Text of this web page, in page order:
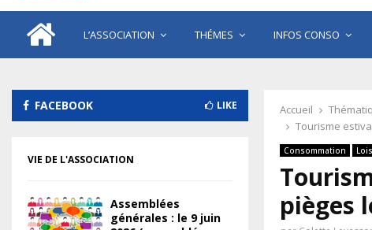
L’ASSOCIATION THÉMES INFOS CONSO
Accueil
Tourisme
Consommation
pièges
FACEBOOK LIKE
VIE DE L'ASSOCIATION
Assemblées
générales : le 9 juin